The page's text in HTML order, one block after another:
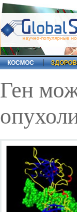
научно-популярные
КОСМОС
Ген